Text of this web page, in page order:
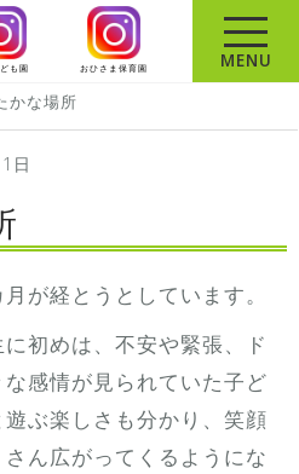
も園 おひさま保育園
MENU
かな場所
日
が経とうとしています。
初めは、不安や緊張、ド
感情が見られていた子ど
ぶ楽しさも分かり、笑顔
ん広がってくるようにな